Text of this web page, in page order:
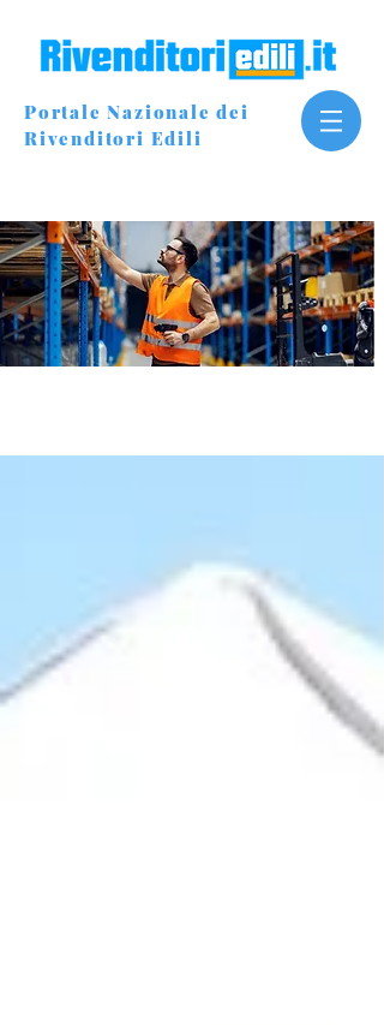
Portale Nazionale dei
Rivenditori Edili